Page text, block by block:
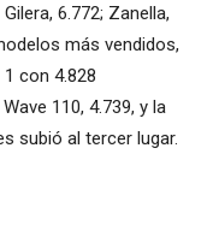
6.772; Zanella,
más vendidos,
con 4.828
110, 4.739, y la
subió al tercer lugar.